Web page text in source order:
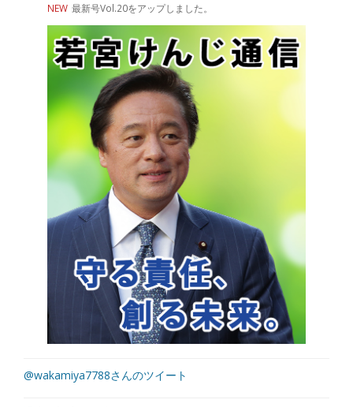
NEW 最新号Vol.20をアップしました。
@wakamiya7788さんのツイート